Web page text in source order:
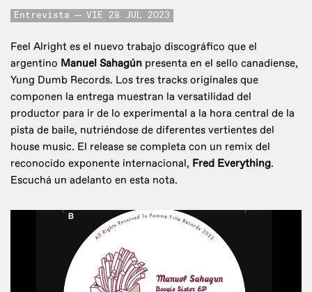
Entrevista VIE 28 JUL 2023
Feel Alright es el nuevo trabajo discográfico que el
argentino Manuel Sahagún presenta en el sello canadiense,
Yung Dumb Records. Los tres tracks originales que
componen la entrega muestran la versatilidad del
productor para ir de lo experimental a la hora central de la
pista de baile, nutriéndose de diferentes vertientes del
house music. El release se completa con un remix del
reconocido exponente internacional, Fred Everything.
Escuchá un adelanto en esta nota.